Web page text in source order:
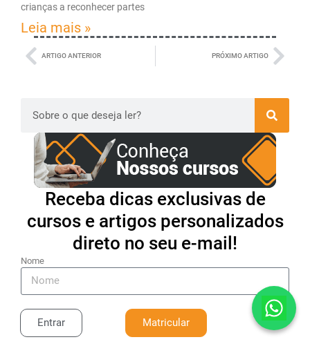
crianças a reconhecer partes
Leia mais »
ARTIGO ANTERIOR PRÓXIMO ARTIGO
Receba dicas exclusivas de
cursos e artigos personalizados
direto no seu e-mail!
Nome
E-mail
Entrar Matricular